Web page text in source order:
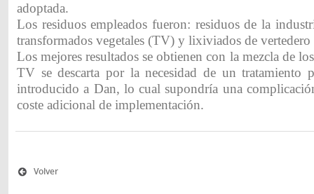
adoptada.
Los residuos empleados fueron: residuos de la
transformados vegetales (TV) y lixiviados de
Los mejores resultados se obtienen con la mezcla de
TV se descarta por la necesidad de un tratamiento
introducido a Dan, lo cual supondría una
coste adicional de implementación.
Volver